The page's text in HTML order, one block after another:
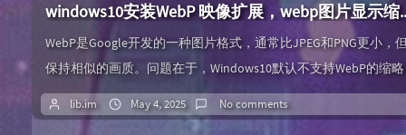
Yesicon收录了从Material Design、Tabler ...
windows10安装
WebP是Google开发的一种图片格式，通常比JPEG和PNG更小，
保持相似的画质。问题在于，Windows10默认不支持WebP的缩略
图显示，所以在资源管理器中看不到WebP文件的预览图，这可能
会影响工作效率，特别是需要快速查看大量图片的时候。为什么
lib.im May 4, 2025 No comments